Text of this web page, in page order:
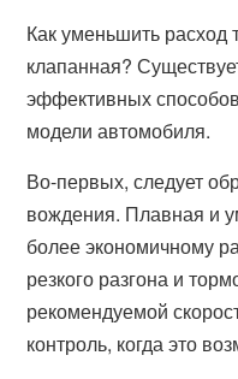
Как уменьшить расход
клапанная?
эффективных
модели автомобиля.
Во-первых, следует
вождения. Плавная и
более экономичному
резкого разгона и
рекомендуемой
контроль, когда это